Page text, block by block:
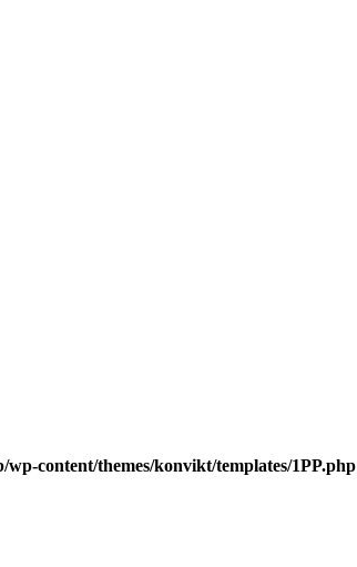
content/themes/konvikt/templates/1PP.php